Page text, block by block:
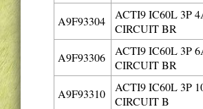
A9F93304
ACTI9 IC60L 3P
CIRCUIT BR
A9F93306
ACTI9 IC60L 3P
CIRCUIT BR
A9F93310
ACTI9 IC60L 3P
CIRCUIT B